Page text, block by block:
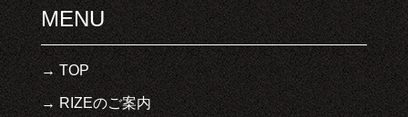
MENU
TOP
RIZEのご案内